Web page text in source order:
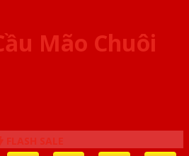
Mão Chuôi
FLASH SALE